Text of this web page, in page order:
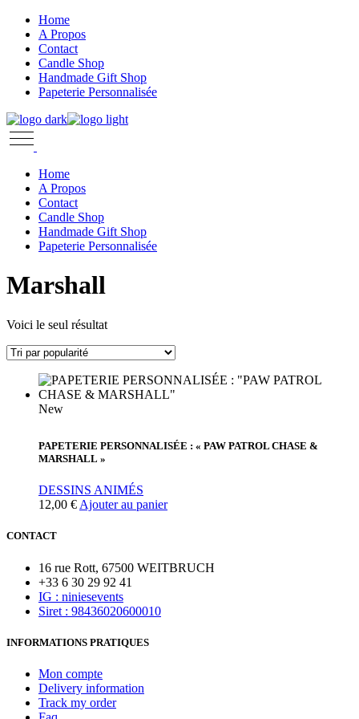
Skip
content
Home
A Propos
Contact
Candle Shop
Handmade Gift Shop
Papeterie Personnalisée
Home
A Propos
Contact
Candle Shop
Handmade Gift Shop
Papeterie Personnalisée
Marshall
Voici le seul résultat
New
PAPETERIE PERSONNALISÉE : « PAW PATROL CHASE &
MARSHALL »
DESSINS ANIMÉS
12,00 € Ajouter au panier
CONTACT
16 rue Rott, 67500 WEITBRUCH
+33 6 30 29 92 41
IG : niniesevents
Siret : 98436020600010
INFORMATIONS PRATIQUES
Mon compte
Delivery information
Track my order